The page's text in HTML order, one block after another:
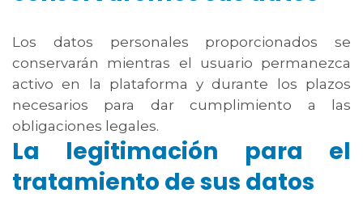
Los datos personales proporcionados se
conservarán mientras el usuario permanezca
activo en la plataforma y durante los plazos
necesarios para dar cumplimiento a las
obligaciones legales.
La legitimación para el
tratamiento de sus datos